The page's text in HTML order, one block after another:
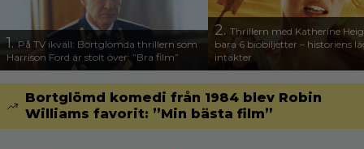
1. På TV ikväll: Bortglömda thrillern som
Harrison Ford är stolt över: ”Bra film”
2. Thrillern med Katherine
bara 6 biobiljetter – historiens
intäkter
Bortglömd komedi från 1984 blev Robin
Williams favorit: ”Min bästa film”